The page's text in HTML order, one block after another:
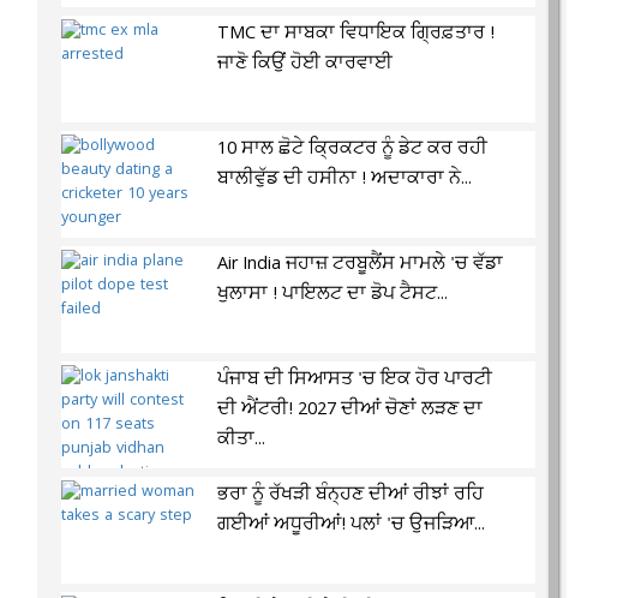
TMC ਦਾ ਸਾਬਕਾ ਵਿਧਾਇਕ ਗ੍ਰਿਫ਼ਤਾਰ !
ਜਾਣੋ ਕਿਉਂ ਹੋਈ ਕਾਰਵਾਈ
10 ਸਾਲ ਛੋਟੇ ਕ੍ਰਿਕਟਰ ਨੂੰ ਡੇਟ ਕਰ ਰਹੀ
ਬਾਲੀਵੁੱਡ ਦੀ ਹਸੀਨਾ ! ਅਦਾਕਾਰਾ ਨੇ...
Air India ਜਹਾਜ਼ ਟਰਬੂਲੈਂਸ ਮਾਮਲੇ 'ਚ ਵੱਡਾ
ਖੁਲਾਸਾ ! ਪਾਇਲਟ ਦਾ ਡੋਪ ਟੈਸਟ...
ਪੰਜਾਬ ਦੀ ਸਿਆਸਤ 'ਚ ਇਕ ਹੋਰ ਪਾਰਟੀ
ਦੀ ਐਂਟਰੀ! 2027 ਦੀਆਂ ਚੋਣਾਂ ਲੜਣ ਦਾ
ਕੀਤਾ...
ਭਰਾ ਨੂੰ ਰੱਖੜੀ ਬੰਨ੍ਹਣ ਦੀਆਂ ਰੀਝਾਂ ਰਹਿ
ਗਈਆਂ ਅਧੂਰੀਆਂ! ਪਲਾਂ 'ਚ ਉਜੜਿਆ...